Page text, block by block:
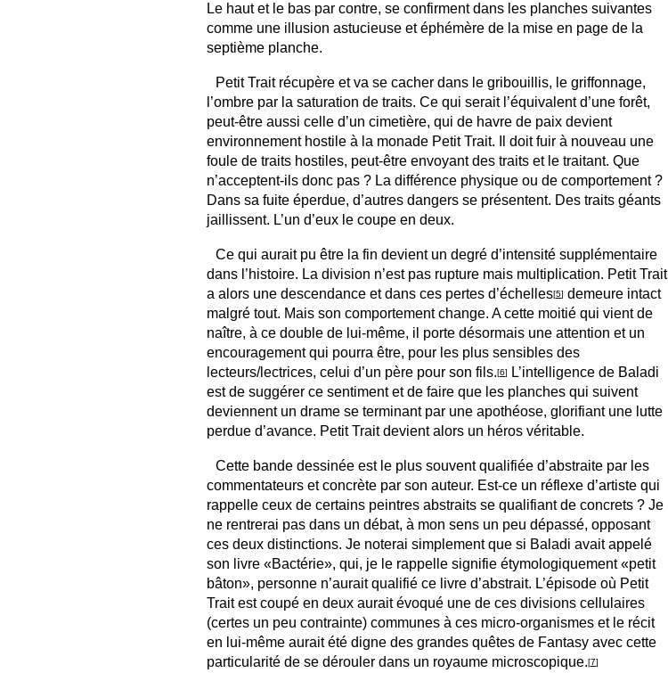
Le haut et le bas par contre, se confirment dans les planches suivantes
comme une illusion astucieuse et éphémère de la mise en page de la
septième planche.
Petit Trait récupère et va se cacher dans le gribouillis, le griffonnage,
l’ombre par la saturation de traits. Ce qui serait l’équivalent d’une forêt,
peut-être aussi celle d’un cimetière, qui de havre de paix devient
environnement hostile à la monade Petit Trait. Il doit fuir à nouveau une
foule de traits hostiles, peut-être envoyant des traits et le traitant. Que
n’acceptent-ils donc pas ? La différence physique ou de comportement ?
Dans sa fuite éperdue, d’autres dangers se présentent. Des traits géants
jaillissent. L’un d’eux le coupe en deux.
Ce qui aurait pu être la fin devient un degré d’intensité supplémentaire
dans l’histoire. La division n’est pas rupture mais multiplication. Petit Trait
a alors une descendance et dans ces pertes d’échelles[5] demeure intact
malgré tout. Mais son comportement change. A cette moitié qui vient de
naître, à ce double de lui-même, il porte désormais une attention et un
encouragement qui pourra être, pour les plus sensibles des
lecteurs/lectrices, celui d’un père pour son fils.[6]
L’intelligence de Baladi
est de suggérer ce sentiment et de faire que les planches qui suivent
deviennent un drame se terminant par une apothéose, glorifiant une lutte
perdue d’avance. Petit Trait devient alors un héros véritable.
Cette bande dessinée est le plus souvent qualifiée d’abstraite par les
commentateurs et concrète par son auteur. Est-ce un réflexe d’artiste qui
rappelle ceux de certains peintres abstraits se qualifiant de concrets ? Je
ne rentrerai pas dans un débat, à mon sens un peu dépassé, opposant
ces deux distinctions. Je noterai simplement que si Baladi avait appelé
son livre «Bactérie», qui, je le rappelle signifie étymologiquement «petit
bâton», personne n’aurait qualifié ce livre d’abstrait. L’épisode où Petit
Trait est coupé en deux aurait évoqué une de ces divisions cellulaires
(certes un peu contrainte) communes à ces micro-organismes et le récit
en lui-même aurait été digne des grandes quêtes de Fantasy avec cette
particularité de se dérouler dans un royaume microscopique.[7]